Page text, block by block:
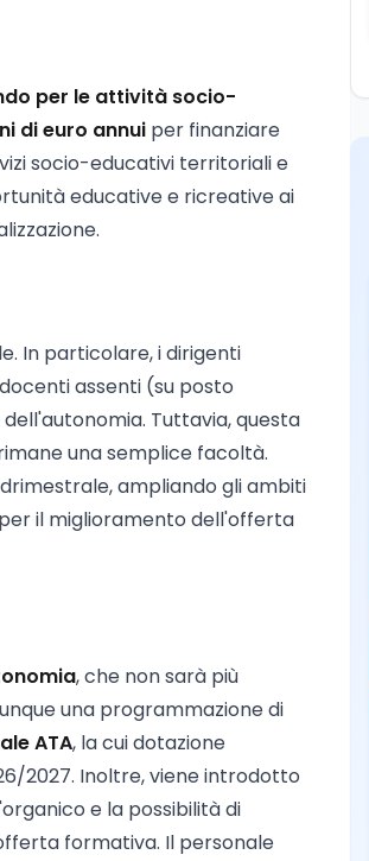
per le attività socio-
di euro annui per finanziare
socio-educativi territoriali e
educative e ricreative ai
In particolare, i dirigenti
assenti (su posto
Tuttavia, questa
una semplice facoltà.
ampliando gli ambiti
il miglioramento dell'offerta
, che non sarà più
una programmazione di
ATA, la cui dotazione
2027. Inoltre, viene introdotto
e la possibilità di
formativa. Il personale